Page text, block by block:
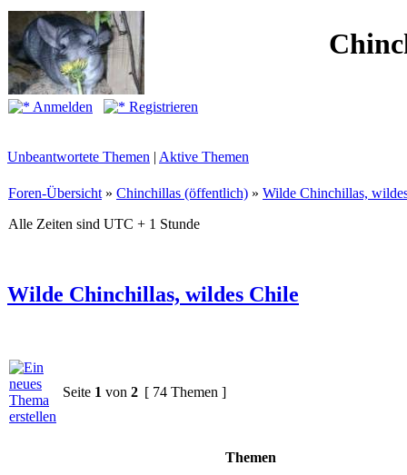
Anmelden
Registrieren
Unbeantwortete Themen | Aktive Themen
Foren-Übersicht » Chinchillas (öffentlich) » Wilde Chinchillas,
Alle Zeiten sind UTC + 1 Stunde
Wilde Chinchillas, wildes Chile
Seite 1 von 2 [ 74 Themen ]
Themen